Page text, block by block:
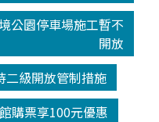
公園停車場施工暫不
開放
二級開放管制措施
購票享100元優惠